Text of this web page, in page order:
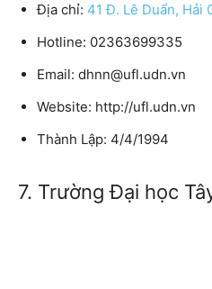
Địa chỉ: 41 Đ. Lê Duẩn, Hải
Hotline: 02363699335
Email: dhnn@ufl.udn.vn
Website: http://ufl.udn.vn
Thành Lập: 4/4/1994
7. Trường Đại học